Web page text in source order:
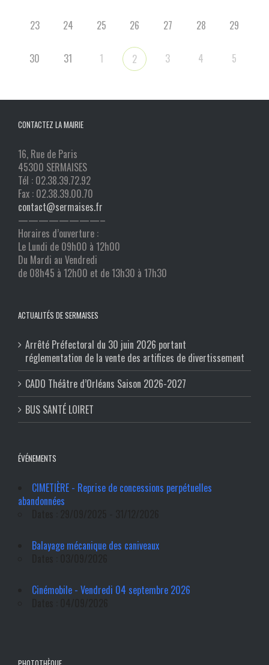
23 24 25 26 27 28 29
30 31 1 2 3 4 5
CONTACTEZ LA MAIRIE
16, Rue de Paris
45300 SERMAISES
Tél : 02.38.39.72.92
Fax : 02.38.39.00.70
contact@sermaises.fr
————————–
Horaires d’ouverture :
Le Lundi de 09h00 à 12h00
Du Mardi au Vendredi
de 08h45 à 12h00 et de 13h30 à 17h30
ACTUALITÉS DE SERMAISES
Arrêté Préfectoral du 30 juin 2026 portant
réglementation de la vente des artifices de divertissement
CADO Théâtre d’Orléans Saison 2026-2027
BUS SANTÉ LOIRET
ÉVÉNEMENTS
CIMETIÈRE - Reprise de concessions perpétuelles
abandonnées
Balayage mécanique des caniveaux
Cinémobile - Vendredi 04 septembre 2026